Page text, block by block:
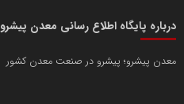
درباره پایگاه اطلاع رسانی معدن پیشرو
معدن پیشرو؛ پیشرو در صنعت معدن کشور